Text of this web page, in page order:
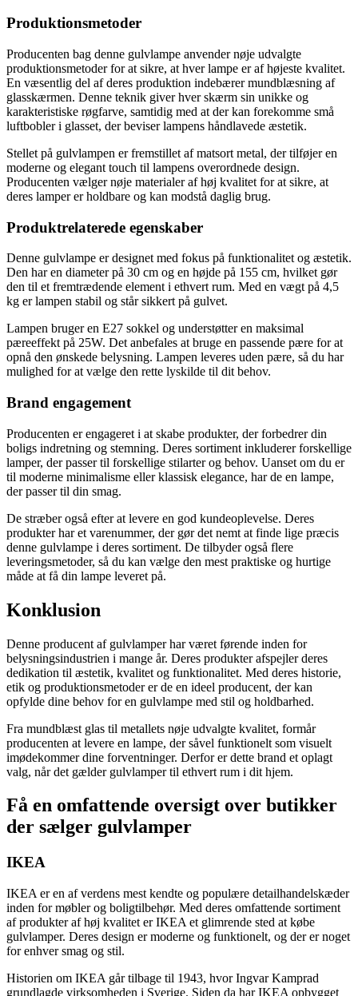
Produktionsmetoder
Producenten bag denne gulvlampe anvender nøje udvalgte
produktionsmetoder for at sikre, at hver lampe er af højeste kvalitet.
En væsentlig del af deres produktion indebærer mundblæsning af
glasskærmen. Denne teknik giver hver skærm sin unikke og
karakteristiske røgfarve, samtidig med at der kan forekomme små
luftbobler i glasset, der beviser lampens håndlavede æstetik.
Stellet på gulvlampen er fremstillet af matsort metal, der tilføjer en
moderne og elegant touch til lampens overordnede design.
Producenten vælger nøje materialer af høj kvalitet for at sikre, at
deres lamper er holdbare og kan modstå daglig brug.
Produktrelaterede egenskaber
Denne gulvlampe er designet med fokus på funktionalitet og æstetik.
Den har en diameter på 30 cm og en højde på 155 cm, hvilket gør
den til et fremtrædende element i ethvert rum. Med en vægt på 4,5
kg er lampen stabil og står sikkert på gulvet.
Lampen bruger en E27 sokkel og understøtter en maksimal
pæreeffekt på 25W. Det anbefales at bruge en passende pære for at
opnå den ønskede belysning. Lampen leveres uden pære, så du har
mulighed for at vælge den rette lyskilde til dit behov.
Brand engagement
Producenten er engageret i at skabe produkter, der forbedrer din
boligs indretning og stemning. Deres sortiment inkluderer forskellige
lamper, der passer til forskellige stilarter og behov. Uanset om du er
til moderne minimalisme eller klassisk elegance, har de en lampe,
der passer til din smag.
De stræber også efter at levere en god kundeoplevelse. Deres
produkter har et varenummer, der gør det nemt at finde lige præcis
denne gulvlampe i deres sortiment. De tilbyder også flere
leveringsmetoder, så du kan vælge den mest praktiske og hurtige
måde at få din lampe leveret på.
Konklusion
Denne producent af gulvlamper har været førende inden for
belysningsindustrien i mange år. Deres produkter afspejler deres
dedikation til æstetik, kvalitet og funktionalitet. Med deres historie,
etik og produktionsmetoder er de en ideel producent, der kan
opfylde dine behov for en gulvlampe med stil og holdbarhed.
Fra mundblæst glas til metallets nøje udvalgte kvalitet, formår
producenten at levere en lampe, der såvel funktionelt som visuelt
imødekommer dine forventninger. Derfor er dette brand et oplagt
valg, når det gælder gulvlamper til ethvert rum i dit hjem.
Få en omfattende oversigt over butikker
der sælger gulvlamper
IKEA
IKEA er en af verdens mest kendte og populære detailhandelskæder
inden for møbler og boligtilbehør. Med deres omfattende sortiment
af produkter af høj kvalitet er IKEA et glimrende sted at købe
gulvlamper. Deres design er moderne og funktionelt, og der er noget
for enhver smag og stil.
Historien om IKEA går tilbage til 1943, hvor Ingvar Kamprad
grundlagde virksomheden i Sverige. Siden da har IKEA opbygget